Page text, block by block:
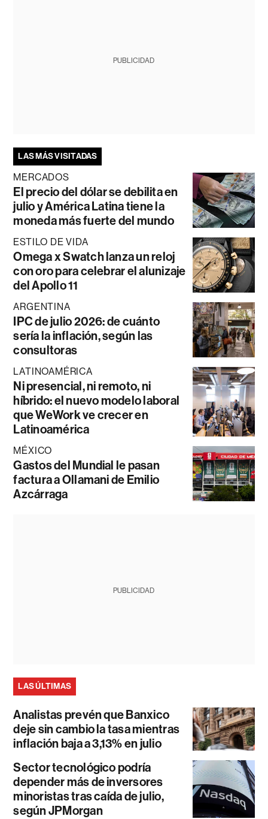
PUBLICIDAD
LAS MÁS VISITADAS
MERCADOS
El precio del dólar se debilita en
julio y América Latina tiene la
moneda más fuerte del mundo
ESTILO DE VIDA
Omega x Swatch lanza un reloj
con oro para celebrar el alunizaje
del Apollo 11
ARGENTINA
IPC de julio 2026: de cuánto
sería la inflación, según las
consultoras
LATINOAMÉRICA
Ni presencial, ni remoto, ni
híbrido: el nuevo modelo laboral
que WeWork ve crecer en
Latinoamérica
MÉXICO
Gastos del Mundial le pasan
factura a Ollamani de Emilio
Azcárraga
PUBLICIDAD
LAS ÚLTIMAS
Analistas prevén que Banxico
deje sin cambio la tasa mientras
inflación baja a 3,13% en julio
Sector tecnológico podría
depender más de inversores
minoristas tras caída de julio,
según JPMorgan